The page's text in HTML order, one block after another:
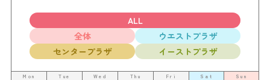
ALL
全体
ウエストプラザ
センタープラザ
イーストプラザ
Mon Tue Wed Thu Fri Sat Sun